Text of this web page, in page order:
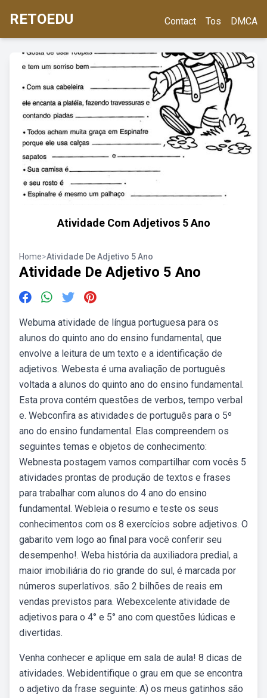
RETOEDU Contact Tos DMCA
Atividade Com Adjetivos 5 Ano
Home>Atividade De Adjetivo 5 Ano
Atividade De Adjetivo 5 Ano
Webuma atividade de língua portuguesa para os
alunos do quinto ano do ensino fundamental, que
envolve a leitura de um texto e a identificação de
adjetivos. Webesta é uma avaliação de português
voltada a alunos do quinto ano do ensino fundamental.
Esta prova contém questões de verbos, tempo verbal
e. Webconfira as atividades de português para o 5º
ano do ensino fundamental. Elas compreendem os
seguintes temas e objetos de conhecimento:
Webnesta postagem vamos compartilhar com vocês 5
atividades prontas de produção de textos e frases
para trabalhar com alunos do 4 ano do ensino
fundamental. Webleia o resumo e teste os seus
conhecimentos com os 8 exercícios sobre adjetivos. O
gabarito vem logo ao final para você conferir seu
desempenho!. Weba história da auxiliadora predial, a
maior imobiliária do rio grande do sul, é marcada por
números superlativos. são 2 bilhões de reais em
vendas previstos para. Webexcelente atividade de
adjetivos para o 4° e 5° ano com questões lúdicas e
divertidas.
Venha conhecer e aplique em sala de aula! 8 dicas de
atividades. Webidentifique o grau em que se encontra
o adjetivo da frase seguinte: A) os meus gatinhos são